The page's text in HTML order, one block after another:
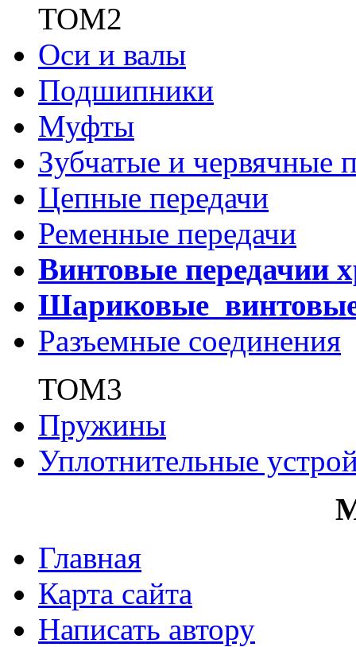
ТОМ2
Оси и валы
Подшипники
Муфты
Зубчатые и червячные
Цепные передачи
Ременные передачи
Винтовые передачии
Шариковые
Разъемные соединения
ТОМ3
Пружины
Уплотнительные
Главная
Карта сайта
Написать автору